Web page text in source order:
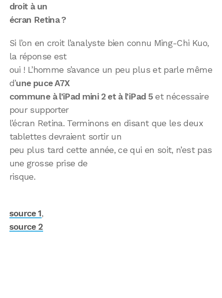
droit à un
écran Retina ?
Si l’on en croit l’analyste bien connu Ming-Chi Kuo,
la réponse est
oui ! L’homme s’avance un peu plus et parle même
d’une puce A7X
commune à l’iPad mini 2 et à l’iPad 5et nécessaire
pour supporter
l’écran Retina. Terminons en disant que les deux
tablettes devraient sortir un
peu plus tard cette année, ce qui en soit, n’est pas
une grosse prise de
risque.
source 1,
source 2